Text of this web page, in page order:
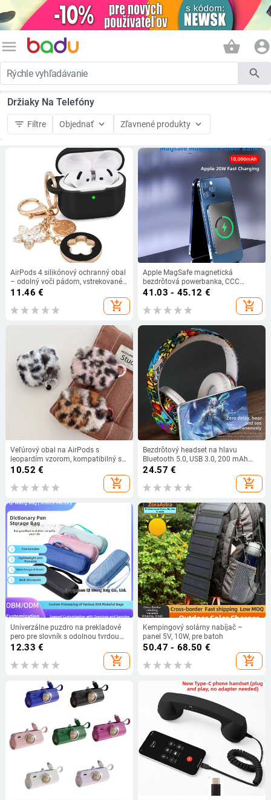
menu shopping_basket account_circle
search
Držiaky Na Telefóny
filter_list Filtre Objednať keyboard_arrow_down Zľavnené produkty keyboard_arrow_down
AirPods 4 silikónový ochranný obal
– odolný voči pádom, vstrekované
formovanie, prívesok na kľúče so
11.46 €
add_shopping_cart
Apple MagSafe magnetická
bezdrôtová powerbanka, CCC
certifikovaná, rýchle nabíjanie,
41.03 - 45.12 €
add_shopping_cart
Veľúrový obal na AirPods s
leopardím vzorom, kompatibilný s
AirPods 4. Generácie, 3. Generácie a
10.52 €
add_shopping_cart
Bezdrôtový headset na hlavu
Bluetooth 5.0, USB 3.0, 200 mAh
batéria, podpora HSP/HFP
24.57 €
add_shopping_cart
Univerzálne puzdro na prekladové
pero pre slovník s odolnou tvrdou
škrupinou – možnosť
12.33 €
add_shopping_cart
Kempingový solárny nabíjač –
panel 5V, 10W, pre batoh
50.47 - 68.50 €
add_shopping_cart